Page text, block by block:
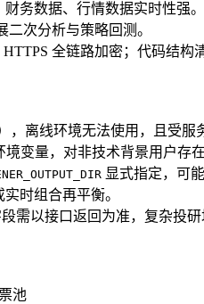
务数据、行情数据实时性强。
次分析与策略回测。
全链路加密；代码结构
，离线环境无法使用，且受服
变量，对非技术背景用户存在
显式指定，可
时组合再平衡。
需以接口返回为准，复杂投研
池